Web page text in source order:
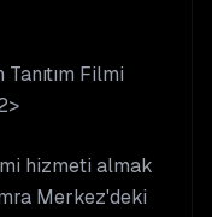
Filmi
hizmeti almak
Merkez'deki